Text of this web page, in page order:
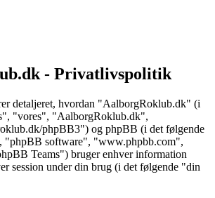
- Privatlivspolitik
detaljeret, hvordan "AalborgRoklub.dk" (i
"vores", "AalborgRoklub.dk",
phpBB3") og phpBB (i det følgende
"phpBB software", "www.phpbb.com",
Teams") bruger enhver information
session under din brug (i det følgende "din